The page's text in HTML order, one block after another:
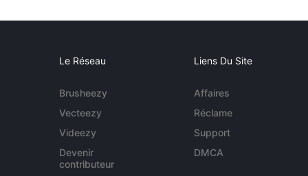
Le Réseau
Brusheezy
Vecteezy
Videezy
Devenir
contributeur
Liens Du Site
Affaires
Réclame
Support
DMCA